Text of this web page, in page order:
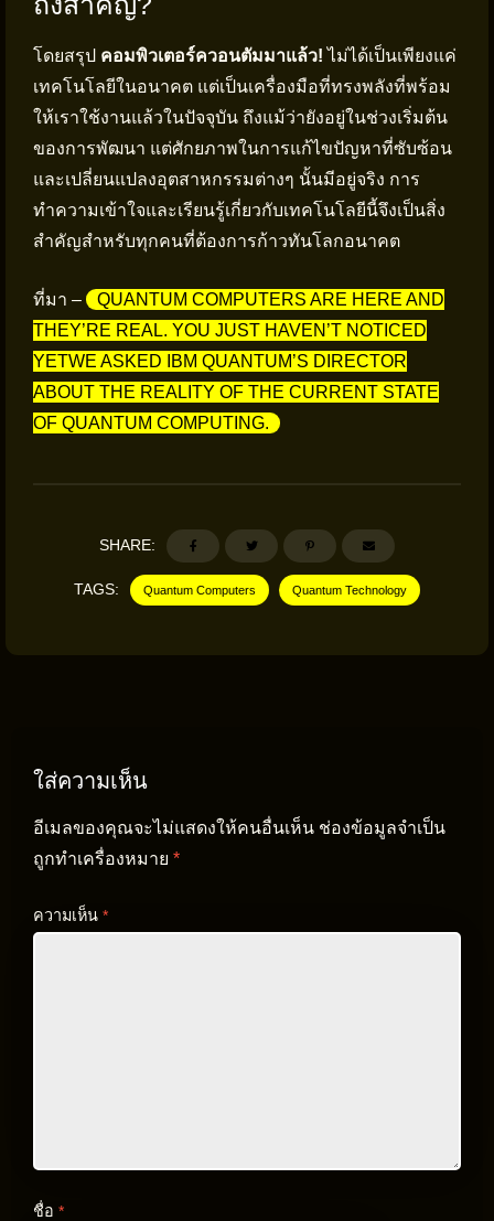
โดยสรุป คอมพิวเตอร์ควอนตัมมาแล้ว! ไม่ได้เป็นเพียงแค่
เทคโนโลยีในอนาคต แต่เป็นเครื่องมือที่ทรงพลังที่พร้อม
ให้เราใช้งานแล้วในปัจจุบัน ถึงแม้ว่ายังอยู่ในช่วงเริ่มต้น
ของการพัฒนา แต่ศักยภาพในการแก้ไขปัญหาที่ซับซ้อน
และเปลี่ยนแปลงอุตสาหกรรมต่างๆ นั้นมีอยู่จริง การ
ทำความเข้าใจและเรียนรู้เกี่ยวกับเทคโนโลยีนี้จึงเป็นสิ่ง
สำคัญสำหรับทุกคนที่ต้องการก้าวทันโลกอนาคต
ที่มา –
QUANTUM COMPUTERS ARE HERE AND
THEY’RE REAL. YOU JUST HAVEN’T NOTICED
YETWE ASKED IBM QUANTUM’S DIRECTOR
ABOUT THE REALITY OF THE CURRENT STATE
OF QUANTUM COMPUTING.
SHARE:
TAGS: Quantum Computers Quantum Technology
ใส่ความเห็น
อีเมลของคุณจะไม่แสดงให้คนอื่นเห็น ช่องข้อมูลจำเป็น
ถูกทำเครื่องหมาย *
ความเห็น *
ชื่อ *